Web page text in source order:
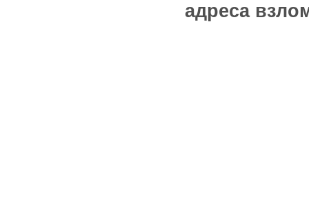
адреса